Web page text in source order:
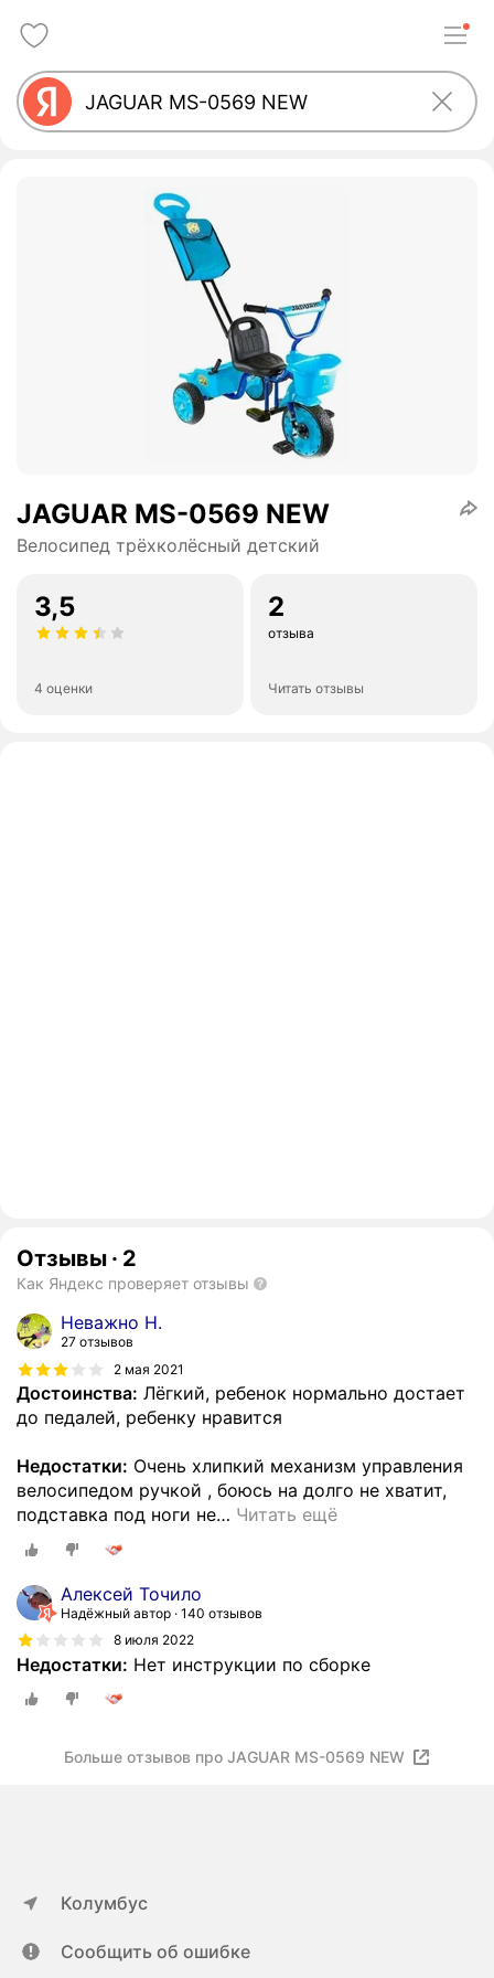
JAGUAR MS-0569 NEW
Велосипед трёхколёсный детский
3,5
4 оценки
2
отзыва
Читать отзывы
Отзывы · 2
Как Яндекс проверяет отзывы
Неважно Н.
27 отзывов
2 мая 2021
Достоинства: Лёгкий, ребенок нормально достает
до педалей, ребенку нравится
Недостатки: Очень хлипкий механизм управления
велосипедом ручкой , боюсь на долго не хватит,
подставка под ноги не… Читать ещё
Алексей Точило
Надёжный автор 140 отзывов
8 июля 2022
Недостатки: Нет инструкции по сборке
Больше отзывов про JAGUAR MS-0569 NEW
Колумбус
Сообщить об ошибке